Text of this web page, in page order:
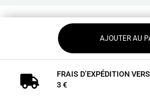
AJOUTER AU

FRAIS D’EXPÉDITION
3 €